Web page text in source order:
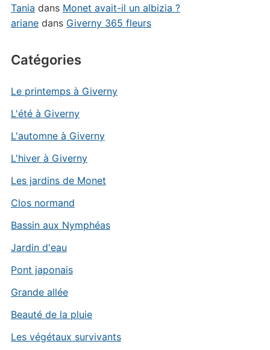
Tania dans Monet avait-il un albizia ?
arianedans Giverny 365 fleurs
Catégories
Le printemps à Giverny
L'été à Giverny
L'automne à Giverny
L'hiver à Giverny
Les jardins de Monet
Clos normand
Bassin aux Nymphéas
Jardin d'eau
Pont japonais
Grande allée
Beauté de la pluie
Les végétaux survivants